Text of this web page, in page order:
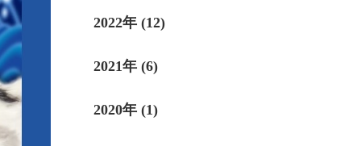
2022年 (12)
2021年 (6)
2020年 (1)